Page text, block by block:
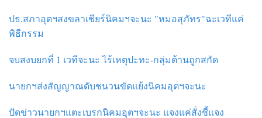
ปธ.สภาอุตฯสงขลาเชียร์นิคมฯจะนะ "หมอสุภัทร"ฉะเวทีแค่
พิธีกรรม
จบสงบยกที่ 1 เวทีจะนะ ไร้เหตุปะทะ-กลุ่มต้านถูกสกัด
นายกฯส่งสัญญาณดับชนวนขัดแย้งนิคมอุตฯจะนะ
ปัดข่าวนายกฯแตะเบรกนิคมอุตฯจะนะ แจงแค่สั่งชี้แจง